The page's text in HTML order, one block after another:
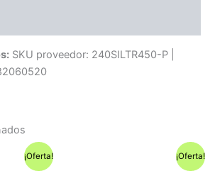
SKU proveedor: 240SILTR450-P |
¡Oferta! ¡Oferta!